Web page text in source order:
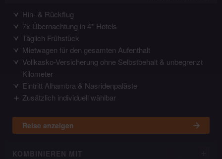
Hin- & Rückflug
7x Übernachtung in 4* Hotels
Täglich Frühstück
Mietwagen für den gesamten Aufenthalt
Vollkasko-Versicherung ohne Selbstbehalt & unbegrenzt
Kilometer
Eintritt Alhambra & Nasridenpaläste
Zusätzlich individuell wählbar
Reise anzeigen
KOMBINIEREN MIT